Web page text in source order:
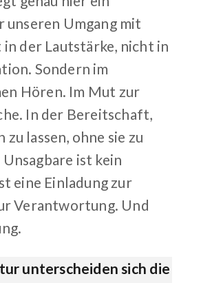
unseren Umgang mit
in der Lautstärke, nicht in
Sondern im
Hören. Im Mut zur
In der Bereitschaft,
zu lassen, ohne sie zu
Unsagbare ist kein
eine Einladung zur
Verantwortung. Und
unterscheiden sich die